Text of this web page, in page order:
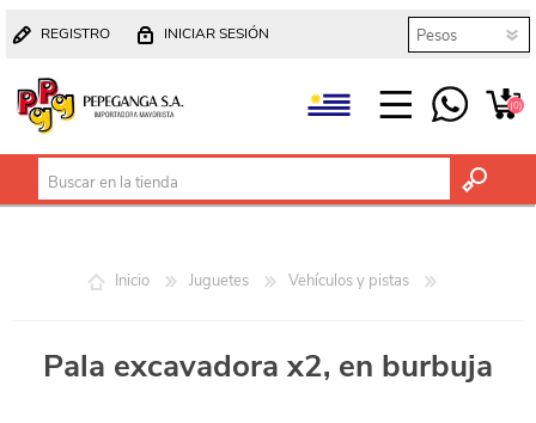
REGISTRO INICIAR SESIÓN
(0)
Inicio Juguetes Vehículos y pistas
Pala excavadora x2, en burbuja